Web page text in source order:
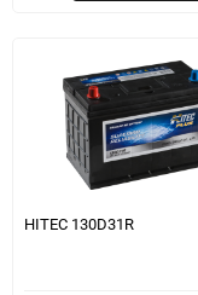
HITEC 130D31R